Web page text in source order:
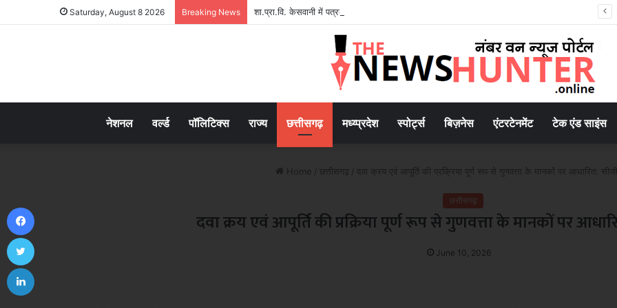
Saturday, August 8 2026 Breaking News शा.प्रा.वि. केसवानी में पत्रकारों को जानकारी देने से मना, बोले बिना लिखित आदेश जवाब नहीं देंगे
नेशनल वर्ल्ड पॉलिटिक्स राज्य छत्तीसगढ़ मध्य्प्रदेश स्पोर्ट्स बिज़नेस एंटरटेनमेंट टेक एंड साइंस
Home / छत्तीसगढ़ / दवा क्रय एवं आपूर्ति की प्रक्रिया पूर्ण रूप से गुणवत्ता के मानकों पर आधारित:
छत्तीसगढ़
दवा क्रय एवं आपूर्ति की प्रक्रिया पूर्ण रूप से गुणवत्ता के मानकों पर
June 10, 2026